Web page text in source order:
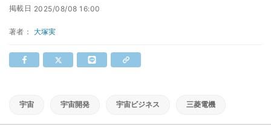
掲載日 2025/08/08 16:00
著者： 大塚実
宇宙 宇宙開発 宇宙ビジネス 三菱電機